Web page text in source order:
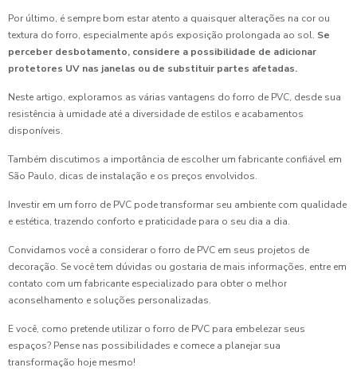
Por último, é sempre bom estar atento a quaisquer alterações na cor ou
textura do forro, especialmente após exposição prolongada ao sol. Se
perceber desbotamento, considere a possibilidade de adicionar
protetores UV nas janelas ou de substituir partes afetadas.
Neste artigo, exploramos as várias vantagens do forro de PVC, desde sua
resistência à umidade até a diversidade de estilos e acabamentos
disponíveis.
Também discutimos a importância de escolher um fabricante confiável em
São Paulo, dicas de instalação e os preços envolvidos.
Investir em um forro de PVC pode transformar seu ambiente com qualidade
e estética, trazendo conforto e praticidade para o seu dia a dia.
Convidamos você a considerar o forro de PVC em seus projetos de
decoração. Se você tem dúvidas ou gostaria de mais informações, entre em
contato com um fabricante especializado para obter o melhor
aconselhamento e soluções personalizadas.
E você, como pretende utilizar o forro de PVC para embelezar seus
espaços? Pense nas possibilidades e comece a planejar sua
transformação hoje mesmo!